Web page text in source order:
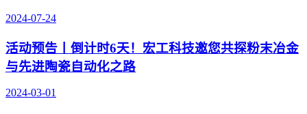
2024-07-24
活动预告丨倒计时6天！宏工科技邀您共探粉末冶金
与先进陶瓷自动化之路
2024-03-01